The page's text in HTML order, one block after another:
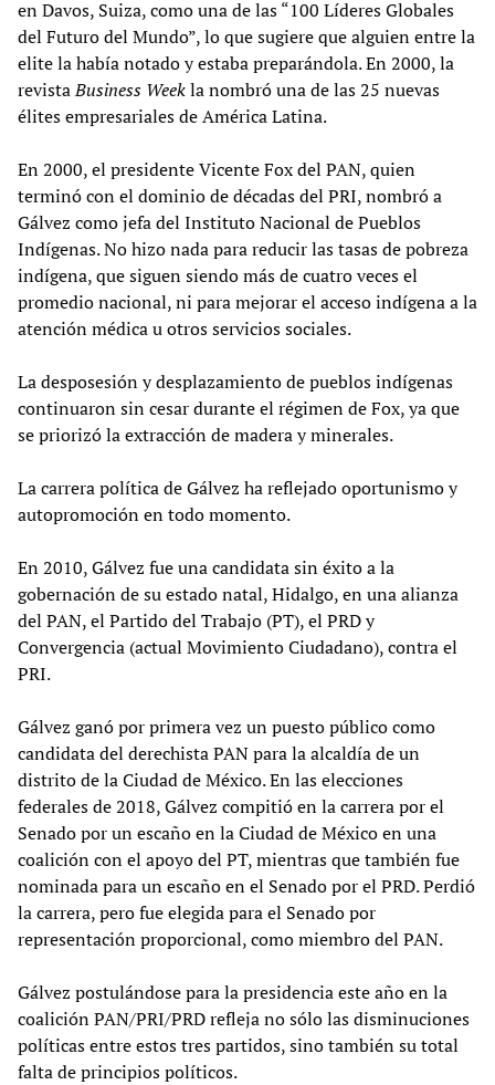
en Davos, Suiza, como una de las “100 Líderes Globales
del Futuro del Mundo”, lo que sugiere que alguien entre la
elite la había notado y estaba preparándola. En 2000, la
revistaBusiness Weekla nombró una de las 25 nuevas
élites empresariales de América Latina.
En 2000, el presidente Vicente Fox del PAN, quien
terminó con el dominio de décadas del PRI, nombró a
Gálvez como jefa del Instituto Nacional de Pueblos
Indígenas. No hizo nada para reducir las tasas de pobreza
indígena, que siguen siendo más de cuatro veces el
promedio nacional, ni para mejorar el acceso indígena a la
atención médica u otros servicios sociales.
La desposesión y desplazamiento de pueblos indígenas
continuaron sin cesar durante el régimen de Fox, ya que
se priorizó la extracción de madera y minerales.
La carrera política de Gálvez ha reflejado oportunismo y
autopromoción en todo momento.
En 2010, Gálvez fue una candidata sin éxito a la
gobernación de su estado natal, Hidalgo, en una alianza
del PAN, el Partido del Trabajo (PT), el PRD y
Convergencia (actual Movimiento Ciudadano), contra el
PRI.
Gálvez ganó por primera vez un puesto público como
candidata del derechista PAN para la alcaldía de un
distrito de la Ciudad de México. En las elecciones
federales de 2018, Gálvez compitió en la carrera por el
Senado por un escaño en la Ciudad de México en una
coalición con el apoyo del PT, mientras que también fue
nominada para un escaño en el Senado por el PRD. Perdió
la carrera, pero fue elegida para el Senado por
representación proporcional, como miembro del PAN.
Gálvez postulándose para la presidencia este año en la
coalición PAN/PRI/PRD refleja no sólo las disminuciones
políticas entre estos tres partidos, sino también su total
falta de principios políticos.